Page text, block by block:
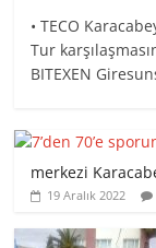
• TECO
Tur
BITEXEN
merkezi
19 Aralık 2022